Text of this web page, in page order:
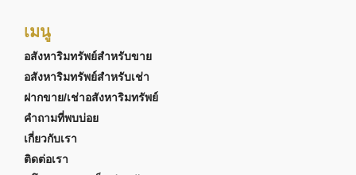
เมนู
อสังหาริมทรัพย์สำหรับขาย
อสังหาริมทรัพย์สำหรับเช่า
ฝากขาย/เช่าอสังหาริมทรัพย์
คำถามที่พบบ่อย
เกี่ยวกับเรา
ติดต่อเรา